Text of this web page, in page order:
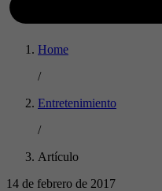
Home
/
Entretenimiento
/
Artículo
14 de febrero de 2017